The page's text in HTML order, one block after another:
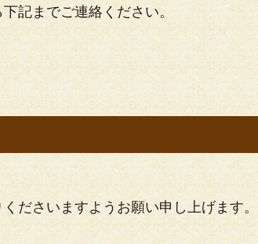
記までご連絡ください。
ださいますようお願い申し上げます。